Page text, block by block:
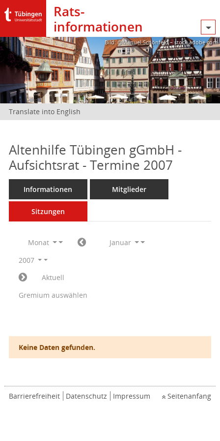
Rats­
informationen
Bild: @Manuel Schönfeld – stock.adobe.com
Translate into English
Altenhilfe Tübingen gGmbH -
Aufsichtsrat - Termine 2007
Informationen Mitglieder
Sitzungen
Monat
Januar
2007
Aktuell
Gremium auswählen
Keine Daten gefunden.
Barrierefreiheit Datenschutz Impressum Seitenanfang